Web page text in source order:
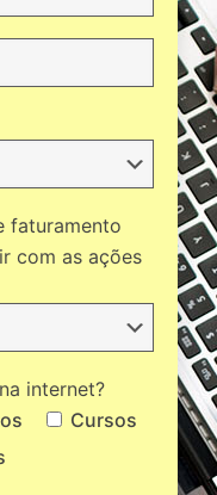
faturamento
com as ações
internet?
Cursos